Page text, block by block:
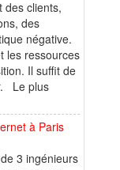
des clients,
des
négative.
les ressources
Il suffit de
Le plus
à Paris
3 ingénieurs